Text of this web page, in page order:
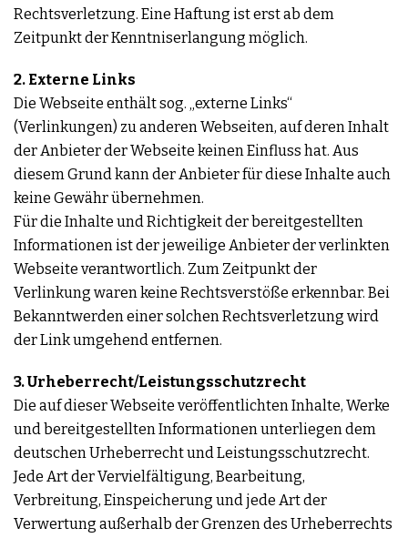
Rechtsverletzung. Eine Haftung ist erst ab dem
Zeitpunkt der Kenntniserlangung möglich.
2. Externe Links
Die Webseite enthält sog. „externe Links“
(Verlinkungen) zu anderen Webseiten, auf deren Inhalt
der Anbieter der Webseite keinen Einfluss hat. Aus
diesem Grund kann der Anbieter für diese Inhalte auch
keine Gewähr übernehmen.
Für die Inhalte und Richtigkeit der bereitgestellten
Informationen ist der jeweilige Anbieter der verlinkten
Webseite verantwortlich. Zum Zeitpunkt der
Verlinkung waren keine Rechtsverstöße erkennbar. Bei
Bekanntwerden einer solchen Rechtsverletzung wird
der Link umgehend entfernen.
3. Urheberrecht/Leistungsschutzrecht
Die auf dieser Webseite veröffentlichten Inhalte, Werke
und bereitgestellten Informationen unterliegen dem
deutschen Urheberrecht und Leistungsschutzrecht.
Jede Art der Vervielfältigung, Bearbeitung,
Verbreitung, Einspeicherung und jede Art der
Verwertung außerhalb der Grenzen des Urheberrechts